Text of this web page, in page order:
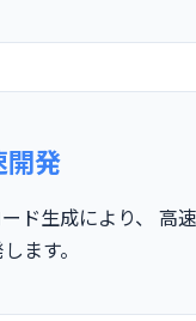
開発
ド生成により、 高
ます。